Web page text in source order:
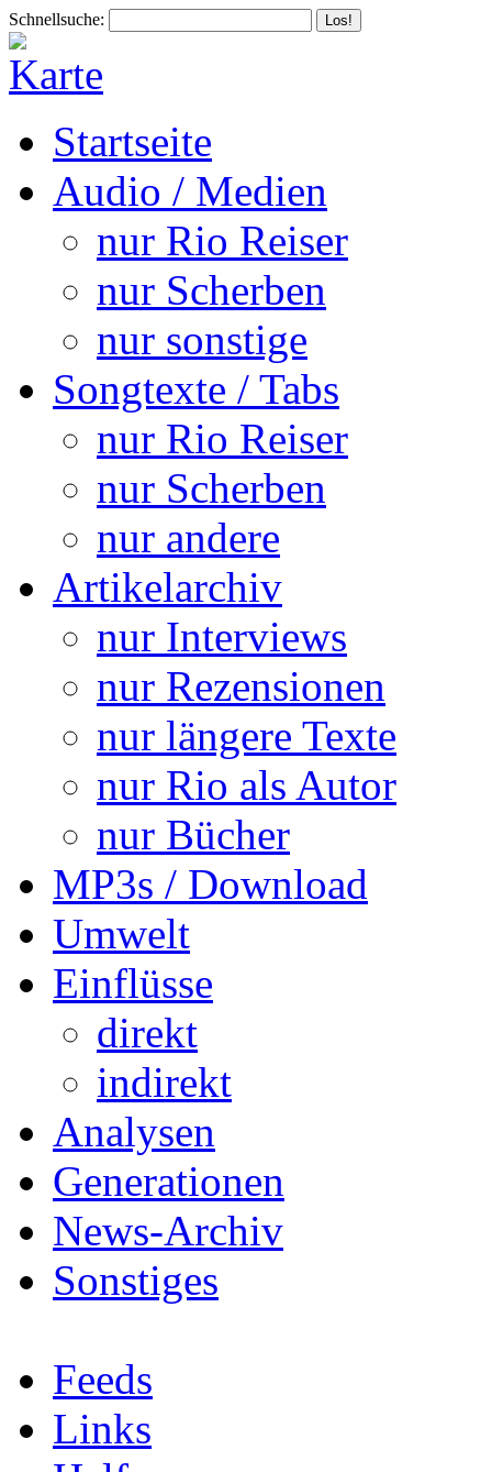
Schnellsuche:
Startseite
Audio / Medien
nur Rio Reiser
nur Scherben
nur sonstige
Songtexte / Tabs
nur Rio Reiser
nur Scherben
nur andere
Artikelarchiv
nur Interviews
nur Rezensionen
nur längere Texte
nur Rio als Autor
nur Bücher
MP3s / Download
Umwelt
Einflüsse
direkt
indirekt
Analysen
Generationen
News-Archiv
Sonstiges
Feeds
Links